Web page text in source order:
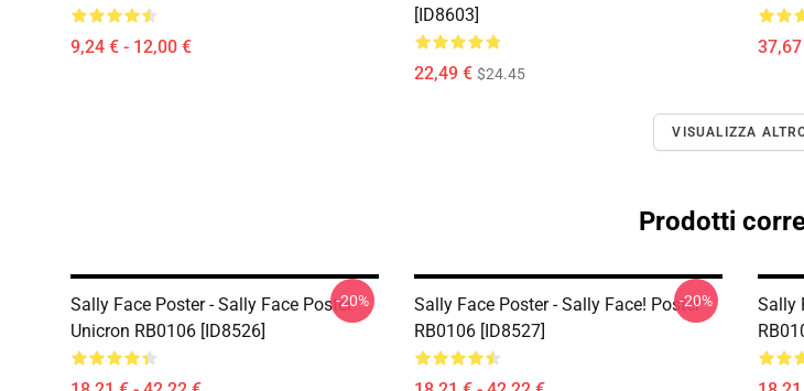
9,24 € - 12,00 €
[ID8603]
22,49 € $24.45
VISUALIZZA
Prodotti
Sally Face Poster - Sally Face Poster
Unicron RB0106 [ID8526]
-20%
Sally Face Poster - Sally Face! Poster
RB0106 [ID8527]
-20%
Sally